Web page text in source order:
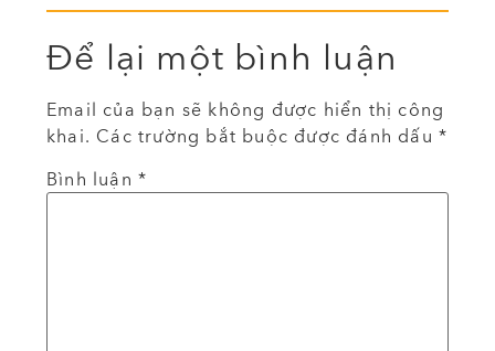
Để lại một bình luận
Email của bạn sẽ không được hiển thị công
khai. Các trường bắt buộc được đánh dấu*
Bình luận *